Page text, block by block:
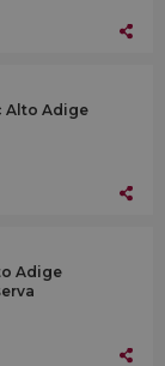
Alto Adige
Adige